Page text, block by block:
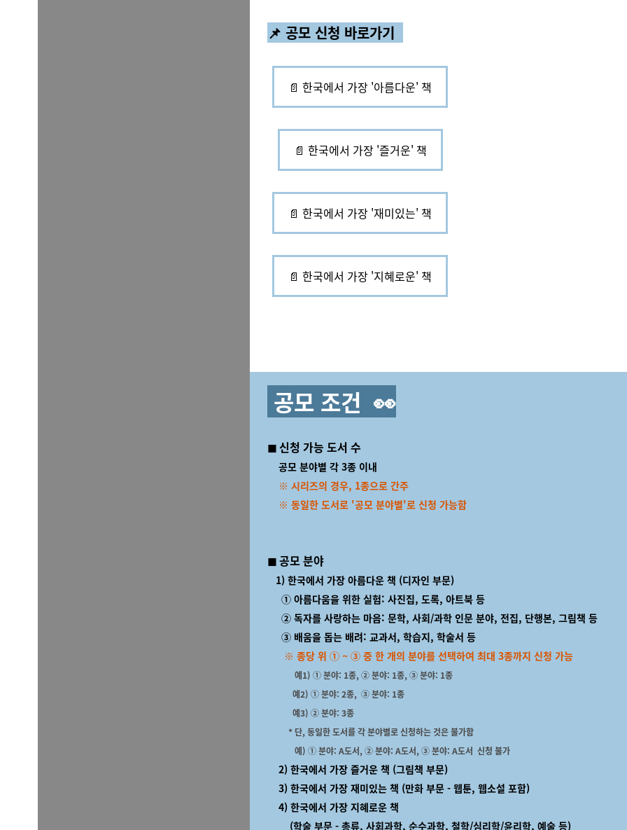
📌 공모 신청 바로가기
📄 한국에서 가장 '아름다운' 책
📄 한국에서 가장 '즐거운' 책
📄 한국에서 가장 '재미있는' 책
📄 한국에서 가장 '지혜로운' 책
공모 조건 👀
◼ 신청 가능 도서 수
공모 분야별 각 3종 이내
※ 시리즈의 경우, 1종으로 간주
※ 동일한 도서로 '공모 분야별'로 신청 가능함
◼ 공모 분야
1) 한국에서 가장 아름다운 책 (디자인 부문)
① 아름다움을 위한 실험: 사진집, 도록, 아트북 등
② 독자를 사랑하는 마음: 문학, 사회/과학 인문 분야, 전집, 단행본, 그림책 등
③ 배움을 돕는 배려: 교과서, 학습지, 학술서 등
※ 종당 위 ① ~ ③ 중 한 개의 분야를 선택하여 최대 3종까지 신청 가능
예1) ① 분야: 1종, ② 분야: 1종, ③ 분야: 1종
예2) ① 분야: 2종, ③ 분야: 1종
예3) ② 분야: 3종
* 단, 동일한 도서를 각 분야별로 신청하는 것은 불가함
예) ① 분야: A도서, ② 분야: A도서, ③ 분야: A도서 신청 불가
2) 한국에서 가장 즐거운 책 (그림책 부문)
3) 한국에서 가장 재미있는 책 (만화 부문 - 웹툰, 웹소설 포함)
4) 한국에서 가장 지혜로운 책
(학술 부문 - 총류, 사회과학, 순수과학, 철학/심리학/윤리학, 예술 등)